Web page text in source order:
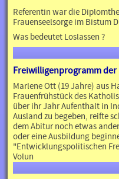
Referentin war die
Frauenseelsorge im Bistum
Was bedeutet Loslassen ?
Freiwilligenprogramm
Marlene Ott (19 Jahre) aus
Frauenfrühstück des
über ihr Jahr Aufenthalt in
Ausland zu begeben, reifte
dem Abitur noch etwas
oder eine Ausbildung
"Entwicklungspolitischen
Volun